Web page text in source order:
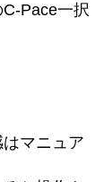
Pace一択
マニュア